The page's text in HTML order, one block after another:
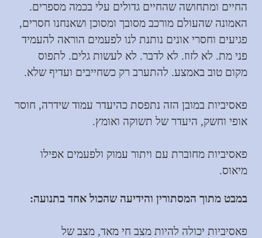
החיים ומתחושה שהחיים גדולים עלי בכמה מספרים.
האמונה שהעולם מורכב מסובך ומסוכן ושאנחנו חסרים,
פגיעים וחסרי אונים נותנת לנו לפעמים הוראה להעמיד
פני מת. לא לזוז. לא לדבר. לא לעשות גלים. לתפוס
מקום טוב באמצע. להתערב רק כשחייבים ועדיף שלא.
פאסיביות במובן הזה נתפסת כהיעדר עמוד שידרה, חוסר
אופי וחשק, היעדר של תשוקה ואומץ.
פאסיביות מחוברת עם ויתור עמוק ולפעמים אפילו
מיאוס.
במבט מתוך המסתורין והידיעה שהכול אחד בתנועה:
פאסיביות יכולה להיות מצב חי מאד, מצב של